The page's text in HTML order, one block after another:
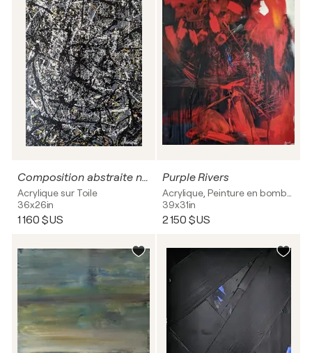
Composition abstraite n°48
Acrylique sur Toile
36x26in
1 160 $US
Purple Rivers
39x31in
2 150 $US